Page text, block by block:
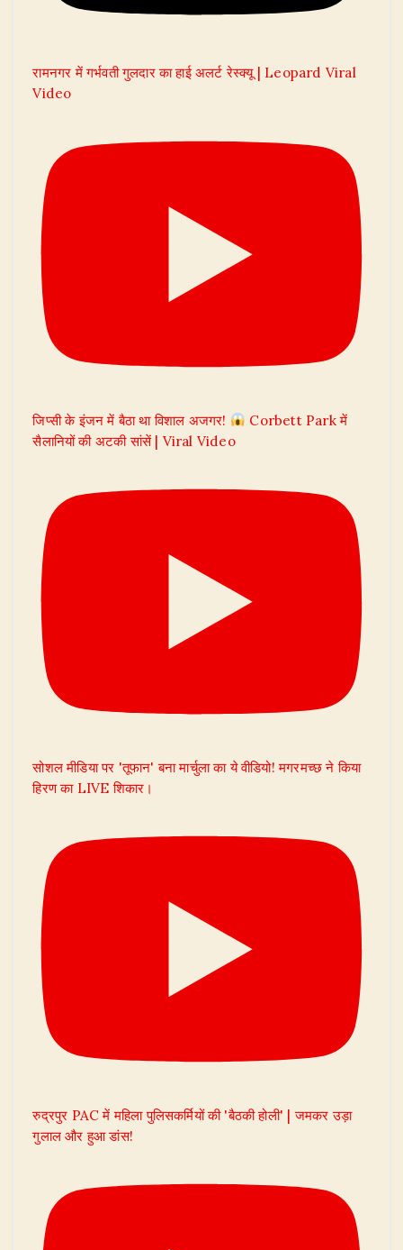
रामनगर में गर्भवती गुलदार का हाई अलर्ट रेस्क्यू | Leopard Viral
Video
जिप्सी के इंजन में बैठा था विशाल अजगर!
Corbett Park में
सैलानियों की अटकी सांसें | Viral Video
सोशल मीडिया पर 'तूफान' बना मार्चुला का ये वीडियो! मगरमच्छ ने किया
हिरण का LIVE शिकार।
रुद्रपुर PAC में महिला पुलिसकर्मियों की 'बैठकी होली' | जमकर उड़ा
गुलाल और हुआ डांस!